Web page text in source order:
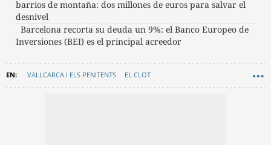
barrios de montaña: dos millones de euros para salvar el
desnivel
Barcelona recorta su deuda un 9%: el Banco Europeo de
Inversiones (BEI) es el principal acreedor
VALLCARCA I ELS PENITENTS EL CLOT